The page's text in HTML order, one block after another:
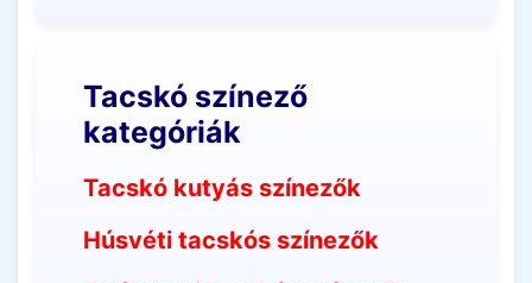
Tacskó színező
kategóriák
Tacskó kutyás színezők
Húsvéti tacskós színezők